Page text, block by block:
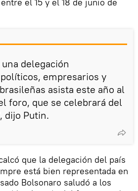
delegación
empresarios y
asista este año al
foro, que se celebrará del
dijo Putin.
que la delegación del país
está bien representada en
Bolsonaro saludó a los